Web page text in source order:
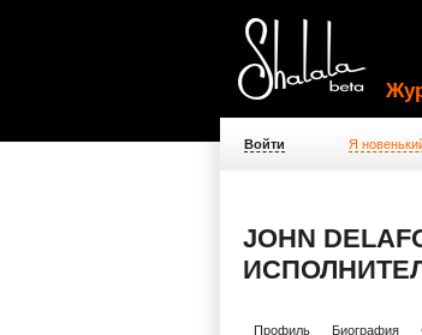
Войти Я
JOHN
Профиль Биография